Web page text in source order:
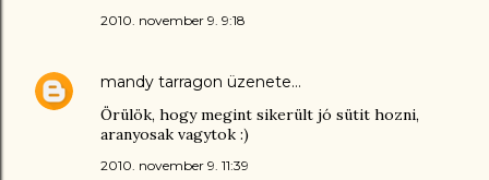
2010. november 9. 9:18
mandy tarragon üzenete…
Örülök, hogy megint sikerült jó sütit hozni,
aranyosak vagytok :)
2010. november 9. 11:39